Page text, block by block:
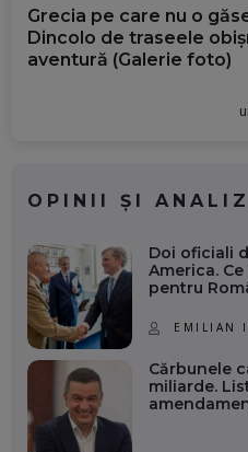
Grecia pe care nu o
Dincolo de traseele
aventură (Galerie foto)
OPINII ȘI
Doi oficiali
America.
pentru
EMILIAN
Cărbunele
miliarde.